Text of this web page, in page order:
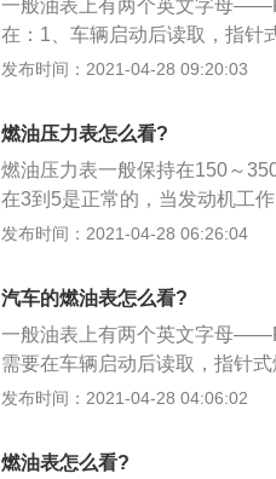
一般油表上有两个英文字母
在：1、车辆启动后读取，指针
母，是空的意思；2、f是full的
快加油。
发布时间：2021-04-28 09:20:03
燃油压力表怎么看?
燃油压力表一般保持在150～
在3到5是正常的，当发动机工
内；2、若机油压力表指示的压
故障。
发布时间：2021-04-28 06:26:04
汽车的燃油表怎么看?
一般油表上有两个英文字母
需要在车辆启动后读取，指针
母，是空的意思；2、f是full的
快加油。
发布时间：2021-04-28 04:06:02
燃油表怎么看?